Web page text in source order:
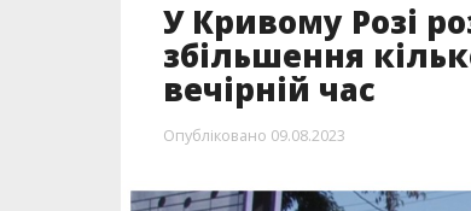
У Кривому Розі
збільшення
вечірній час
Опубліковано 09.08.2023